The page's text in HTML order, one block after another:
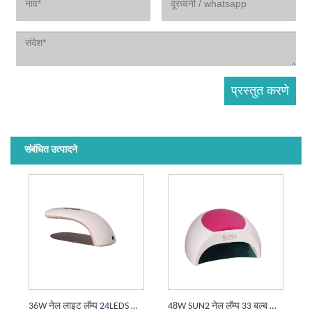
संबंधित उत्पादने
36W नेल लाइट लॅम्प 24LEDS जेल नेल फ्लॅश क्युरिंग लॅम्प 48W SUN2 नेल लॅम्प 33 बल्ब आर्ट फ्लॅश क्युरिंग जेल नेल लॅम्प